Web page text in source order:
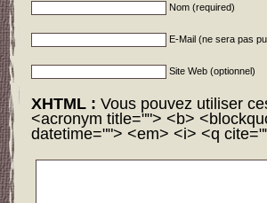
Nom (required)
E-Mail (ne sera pas
Site Web (optionnel)
XHTML : Vous pouvez utiliser
<acronym title=""> <b>
datetime=""> <em> <i> <q